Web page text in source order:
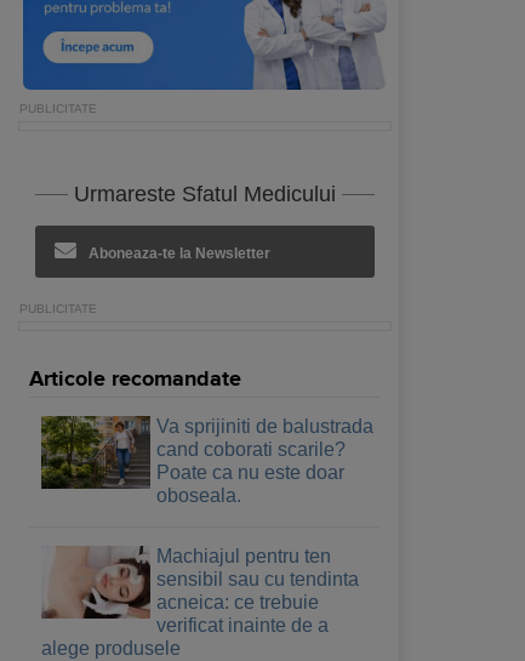
Urmareste Sfatul Medicului
Aboneaza-te la Newsletter
Articole recomandate
Va sprijiniti de balustrada
cand coborati scarile?
Poate ca nu este doar
oboseala.
Machiajul pentru ten
sensibil sau cu tendinta
acneica: ce trebuie
verificat inainte de a
alege produsele